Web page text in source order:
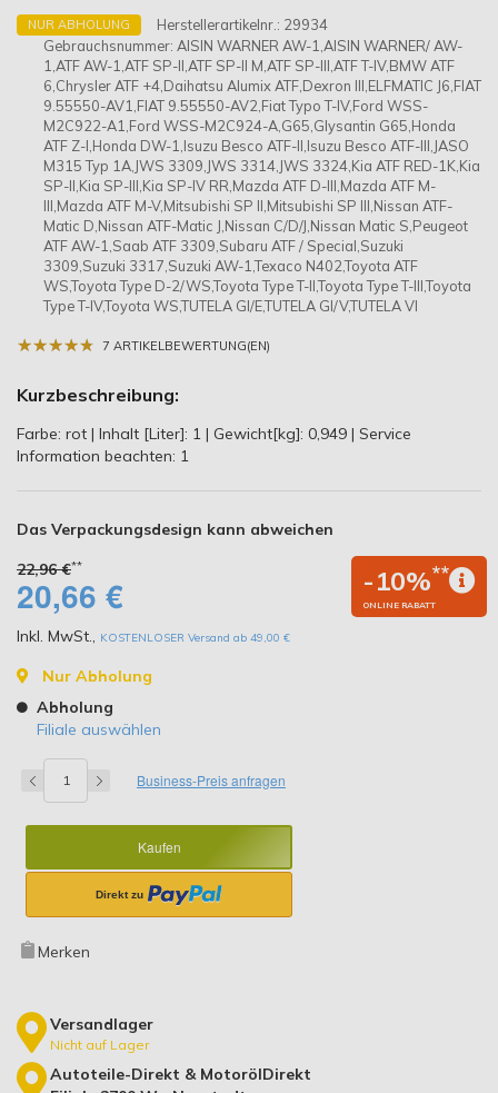
NUR ABHOLUNG Herstellerartikelnr.: 29934
Gebrauchsnummer: AISIN WARNER AW-1,AISIN WARNER/ AW-
1,ATF AW-1,ATF SP-II,ATF SP-II M,ATF SP-III,ATF T-IV,BMW ATF
6,Chrysler ATF +4,Daihatsu Alumix ATF,Dexron III,ELFMATIC J6,FIAT
9.55550-AV1,FIAT 9.55550-AV2,Fiat Typo T-IV,Ford WSS-
M2C922-A1,Ford WSS-M2C924-A,G65,Glysantin G65,Honda
ATF Z-I,Honda DW-1,Isuzu Besco ATF-II,Isuzu Besco ATF-III,JASO
M315 Typ 1A,JWS 3309,JWS 3314,JWS 3324,Kia ATF RED-1K,Kia
SP-II,Kia SP-III,Kia SP-IV RR,Mazda ATF D-III,Mazda ATF M-
III,Mazda ATF M-V,Mitsubishi SP II,Mitsubishi SP III,Nissan ATF-
Matic D,Nissan ATF-Matic J,Nissan C/D/J,Nissan Matic S,Peugeot
ATF AW-1,Saab ATF 3309,Subaru ATF / Special,Suzuki
3309,Suzuki 3317,Suzuki AW-1,Texaco N402,Toyota ATF
WS,Toyota Type D-2/WS,Toyota Type T-II,Toyota Type T-III,Toyota
Type T-IV,Toyota WS,TUTELA GI/E,TUTELA GI/V,TUTELA VI
★★★★★
★★★★★ 7 ARTIKELBEWERTUNG(EN)
Kurzbeschreibung:
Farbe: rot | Inhalt [Liter]: 1 | Gewicht[kg]: 0,949 | Service
Information beachten: 1
Das Verpackungsdesign kann abweichen
22,96 €** -10%**
ONLINE RABATT
20,66 €
Inkl. MwSt., KOSTENLOSER Versand ab 49,00 €
Nur Abholung
Abholung
Filiale auswählen
Business-Preis anfragen
Kaufen
Merken
Versandlager
Nicht auf Lager
Autoteile-Direkt & MotorölDirekt